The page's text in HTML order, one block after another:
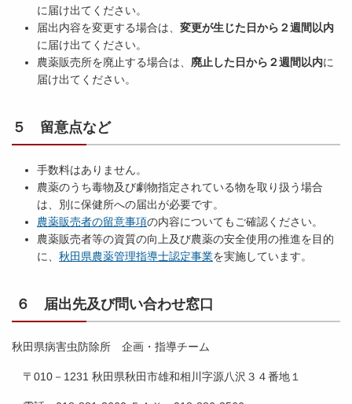
に届け出てください。
届出内容を変更する場合は、 変更が生じた日から２週間以内
に届け出てください。
農薬販売所を廃止する場合は、 廃止した日から２週間以内に
届け出てください。
５ 留意点など
手数料はありません。
農薬のうち毒物及び劇物指定されている物を取り扱う場合
は、別に保健所への届出が必要です。
農薬販売者の留意事項の内容についてもご確認ください。
農薬販売者等の資質の向上及び農薬の安全使用の推進を目的
に、 秋田県農薬管理指導士認定事業を実施しています。
６ 届出先及び問い合わせ窓口
秋田県病害虫防除所 企画・指導チーム
〒010－1231 秋田県秋田市雄和相川字源八沢３４番地１